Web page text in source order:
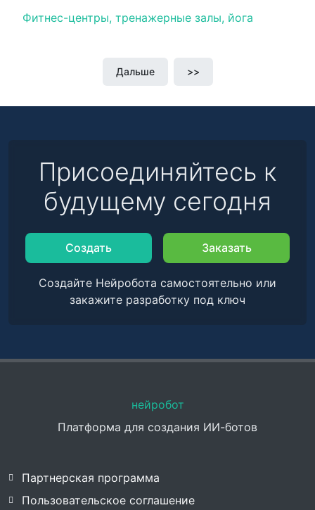
Фитнес-центры, тренажерные залы, йога
Дальше >>
Присоединяйтесь к
будущему сегодня
Создать Заказать
Создайте Нейробота самостоятельно или
закажите разработку под ключ
нейробот
Платформа для создания ИИ-ботов
Партнерская программа
Пользовательское соглашение